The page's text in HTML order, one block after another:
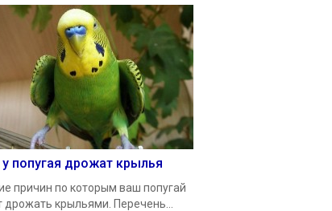
попугая дрожат крылья
причин по которым ваш попугай
дрожать крыльями. Перечень...